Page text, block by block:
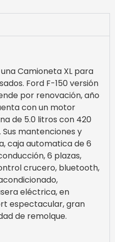
Camioneta XL para
Ford F-150 versión
por renovación, año
con un motor
de 5.0 litros con 420
mantenciones y
caja automatica de 6
6 plazas,
crucero, bluetooth,
eléctrica, en
espectacular, gran
de remolque.